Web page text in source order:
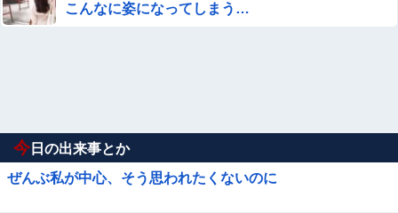
こんなに姿になってしまう…
今 日の出来事とか
ぜんぶ私が中心、そう思われたくないのに